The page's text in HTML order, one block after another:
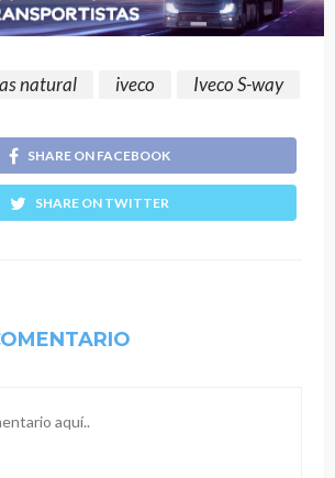
natural iveco Iveco S-way
SHARE ON FACEBOOK
SHARE ON TWITTER